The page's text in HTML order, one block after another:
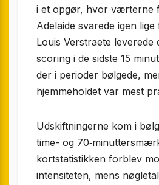
i et opgør, hvor værterne
Adelaide svarede igen
Louis Verstraete leverede
scoring i de sidste 15
der i perioder bølgede,
hjemmeholdet var mest
Udskiftningerne kom i
time- og
kortstatistikken forblev
intensiteten, mens